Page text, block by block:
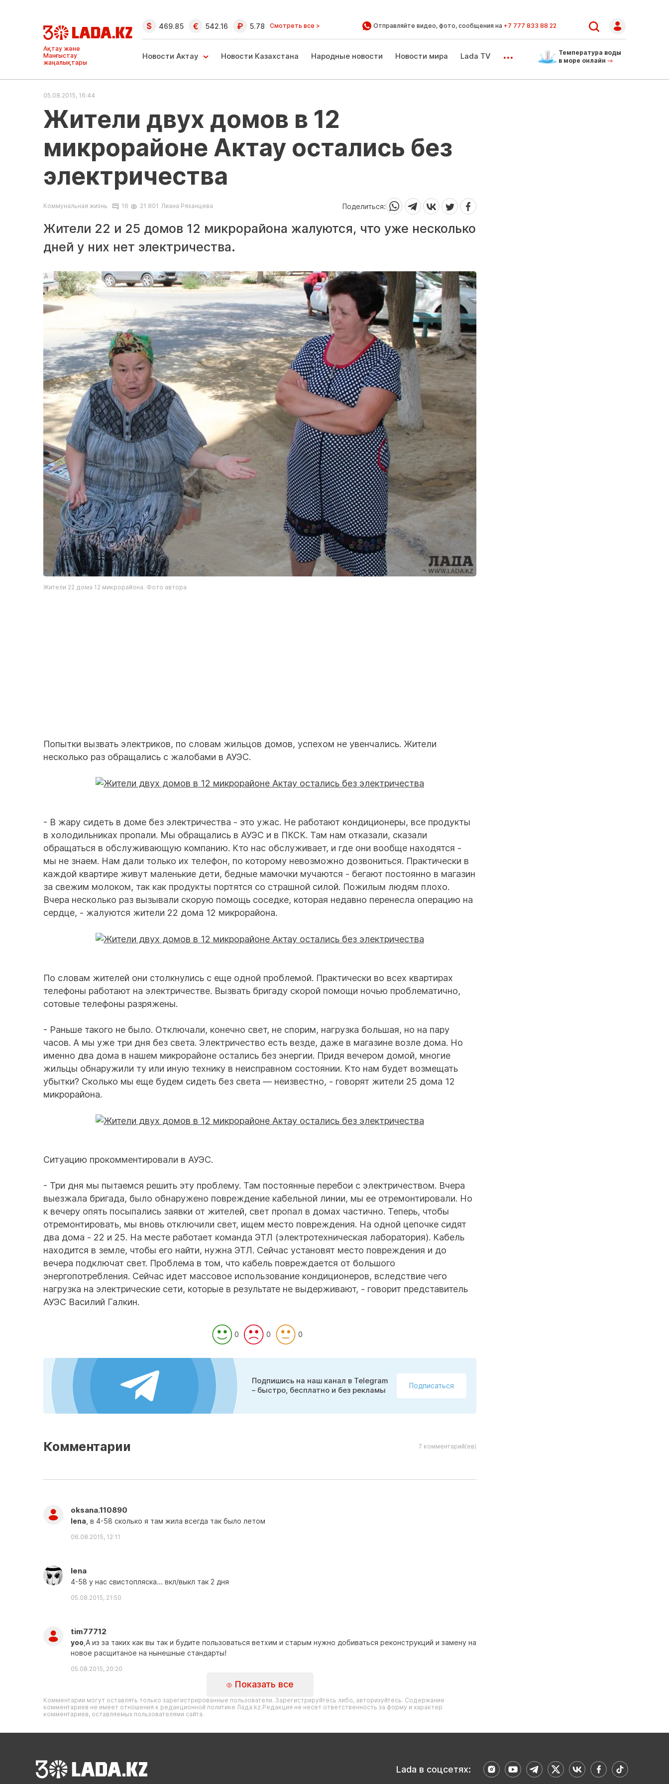
Новости Актау
и Мангыстау
469.85 542.16 5.78 Смотреть все > Отправляйте видео, фото, сообщения на +7 777 833 88 22
Новости Актау Новости Казахстана Народные новости Новости мира Lada TV ...
Температура воды
в море онлайн
05.08.2015, 16:44
Жители двух домов в 12
микрорайоне Актау остались без
электричества
Коммунальная жизнь 16 21 801 Лиана Рязанцева Поделиться:
Жители 22 и 25 домов 12 микрорайона жалуются, что уже несколько
дней у них нет электричества.
Жители 22 дома 12 микрорайона. Фото автора
Попытки вызвать электриков, по словам жильцов домов, успехом не увенчались. Жители
несколько раз обращались с жалобами в АУЭС.
- В жару сидеть в доме без электричества - это ужас. Не работают кондиционеры, все продукты
в холодильниках пропали. Мы обращались в АУЭС и в ПКСК. Там нам отказали, сказали
обращаться в обслуживающую компанию. Кто нас обслуживает, и где они вообще находятся -
мы не знаем. Нам дали только их телефон, по которому невозможно дозвониться. Практически в
каждой квартире живут маленькие дети, бедные мамочки мучаются - бегают постоянно в магазин
за свежим молоком, так как продукты портятся со страшной силой. Пожилым людям плохо.
Вчера несколько раз вызывали скорую помощь соседке, которая недавно перенесла операцию на
сердце, - жалуются жители 22 дома 12 микрорайона.
По словам жителей они столкнулись с еще одной проблемой. Практически во всех квартирах
телефоны работают на электричестве. Вызвать бригаду скорой помощи ночью проблематично,
сотовые телефоны разряжены.
- Раньше такого не было. Отключали, конечно свет, не спорим, нагрузка большая, но на пару
часов. А мы уже три дня без света. Электричество есть везде, даже в магазине возле дома. Но
именно два дома в нашем микрорайоне остались без энергии. Придя вечером домой, многие
жильцы обнаружили ту или иную технику в неисправном состоянии. Кто нам будет возмещать
убытки? Сколько мы еще будем сидеть без света — неизвестно, - говорят жители 25 дома 12
микрорайона.
Ситуацию прокомментировали в АУЭС.
- Три дня мы пытаемся решить эту проблему. Там постоянные перебои с электричеством. Вчера
выезжала бригада, было обнаружено повреждение кабельной линии, мы ее отремонтировали. Но
к вечеру опять посыпались заявки от жителей, свет пропал в домах частично. Теперь, чтобы
отремонтировать, мы вновь отключили свет, ищем место повреждения. На одной цепочке сидят
два дома - 22 и 25. На месте работает команда ЭТЛ (электротехническая лаборатория). Кабель
находится в земле, чтобы его найти, нужна ЭТЛ. Сейчас установят место повреждения и до
вечера подключат свет. Проблема в том, что кабель повреждается от большого
энергопотребления. Сейчас идет массовое использование кондиционеров, вследствие чего
нагрузка на электрические сети, которые в результате не выдерживают, - говорит представитель
АУЭС Василий Галкин.
0 0 0
Подпишись на наш канал в Telegram
– быстро, бесплатно и без рекламы
Подписаться
Комментарии 7 комментарий(ев)
oksana.110890
lena , в 4-58 сколько я там жила всегда так было летом
06.08.2015, 12:11
lena
4-58 у нас свистопляска... вкл/выкл так 2 дня
05.08.2015, 21:50
tim77712
yoo ,А из за таких как вы так и будите пользоваться ветхим и старым нужно добиваться реконструкций и замену на
новое расщитаное на нынешные стандарты!
05.08.2015, 20:20
Показать все
Комментарии могут оставлять только зарегистрированные пользователи. Зарегистрируйтесь либо, авторизуйтесь. Содержание
комментариев не имеет отношения к редакционной политике Лада.kz.Редакция не несет ответственность за форму и характер
комментариев, оставляемых пользователями сайта.
Василий Галкин: Максимальная